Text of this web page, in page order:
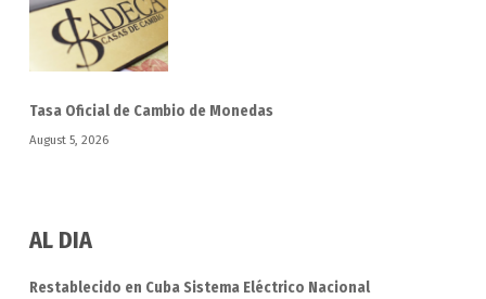
Tasa Oficial de Cambio de Monedas
August 5, 2026
AL DIA
Restablecido en Cuba Sistema Eléctrico Nacional